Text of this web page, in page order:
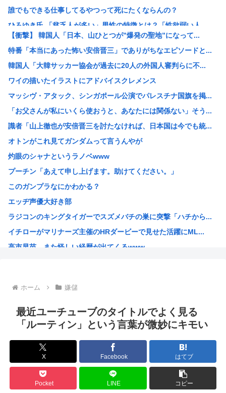
誰でもできる仕事してるやつって死にたくならんの？
ひろゆき氏 「貧乏人が多い」男性の特徴とは？「性欲弱い人...
【悲報】17歳で無期懲役になった奴のご尊顔、ガチで怖い
【セール】牛丼！松屋の牛めし、豚めし、カレー、うなぎ、と...
【画像】快活CLUB、快活カレーを注文したのに快活カレー...
み い ちゃん枠審判員、大誤審の試合後涙ぐみながら謝罪
39独身女性ってもう人生詰んでんか？
【衝撃映像】インドの暴走族、レベチwww怖すぎる…
これどういうこと？池袋暴走事故の捜査陣営、飯塚幸三受刑者...
【悲報】 中国、橋の欄干が強風一発で粉々に 鉄筋ゼロ 当...
【画像】Hすぎるヒッチハイカー、見つかる
【くら寿司】アイドル「閉店間際、ネタの量バグ」←こんなこ...
【画像】SOD女子社員の休日デート、撮られるｗｗｗ
中国「大洪水！」三峡ダム「9門開放！（全力放流」中国都市...
高市総理「物価上昇を上回る賃上げを日本に定着させる」 →...
38歳格闘家さん「批判覚悟で言います。10代の彼女と結婚...
【衝撃】 韓国人「日本、山ひとつが”爆発の聖地”になって...
特番「本当にあった怖い安倍晋三」でありがちなエピソードと...
韓国人「大韓サッカー協会が過去に20人の外国人審判らに不...
ワイの描いたイラストにアドバイスクレメンス
マッシヴ・アタック、シンガポール公演でパレスチナ国旗を掲...
「お父さんが私にいくら使おうと、あなたには関係ない」そう...
識者「山上徹也が安倍晋三を討たなければ、日本国は今でも統...
オトンがこれ見てガンダムって言うんやが
灼眼のシャナというラノベwww
プーチン「あえて申し上げます。助けてください。」
このガンプラなにかわかる？
エッヂ声優大好き部
ラジコンのキングタイガーでスズメバチの巣に突撃「ハチから...
イチローがマリナーズ主催のHRダービーで見せた活躍にML...
高市早苗、また怪しい経歴が出てくるwww
デスノートの魅上照がめっちゃ好きなんだが
韓国人「最近の日本アニメ業界の勢力図を変えたと言われる作...
靖国神社、自衛官以外の軍服を禁止「コスプレは英霊を侮辱」
AI扱いされた絵師、筆を折る
ダンジョン飯のキャラいい子ばっかりでほんとに癒される
【朗報】 韓国人「Jリーグのこの監督、経歴がおかしい」
ホーム 嫌儲
最近ユーチューブのタイトルでよく見る
「ルーティン」という言葉が微妙にキモい
X Facebook はてブ
Pocket LINE コピー